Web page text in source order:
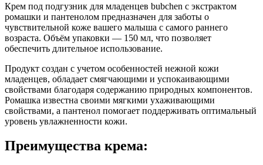
Крем под подгузник для младенцев bubchen с экстрактом
ромашки и пантенолом предназначен для заботы о
чувствительной коже вашего малыша с самого раннего
возраста. Объём упаковки — 150 мл, что позволяет
обеспечить длительное использование.
Продукт создан с учетом особенностей нежной кожи
младенцев, обладает смягчающими и успокаивающими
свойствами благодаря содержанию природных компонентов.
Ромашка известна своими мягкими ухаживающими
свойствами, а пантенол помогает поддерживать оптимальный
уровень увлажненности кожи.
Преимущества крема: